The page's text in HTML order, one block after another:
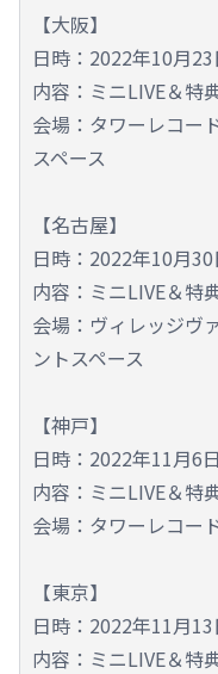
【大阪】
日時：2022年10月
内容：ミニLIVE＆特
会場：タワーレコー
スペース
【名古屋】
日時：2022年10月
内容：ミニLIVE＆特
会場：ヴィレッジヴ
ントスペース
【神戸】
日時：2022年11月6
内容：ミニLIVE＆特
会場：タワーレコー
【東京】
日時：2022年11月
内容：ミニLIVE＆特